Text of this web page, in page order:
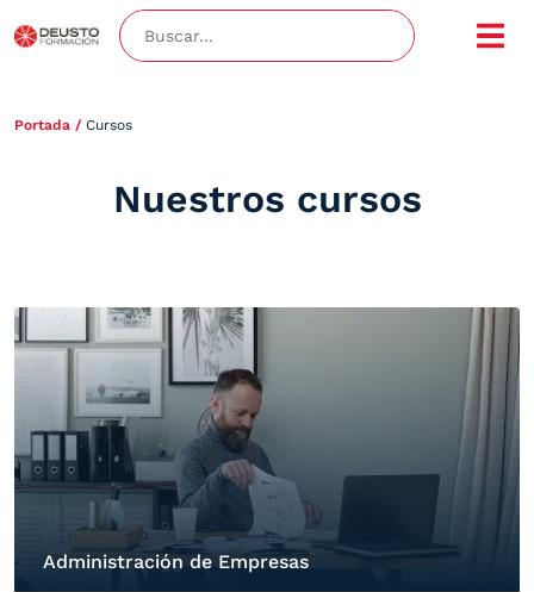
Portada / Cursos
Nuestros cursos
Administración de Empresas